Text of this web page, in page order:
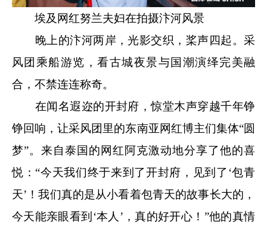
埃及网红努兰夫妇在拍摄汴河风景
晚上的汴河两岸，光影交织，桨声四起。采
风团乘船游览，看古城夜景与国潮演绎完美融
合，不禁连连称奇。
在闻名遐迩的开封府，惊堂木声穿越千年铮
铮回响，让采风团里的东南亚网红博主们集体“圆
梦”。来自泰国的网红阿克激动地分享了他的喜
悦：“今天我们终于来到了开封府，见到了‘包青
天’！我们真的是从小看着包青天的故事长大的，
今天能亲眼看到‘本人’，真的好开心！”他的真情